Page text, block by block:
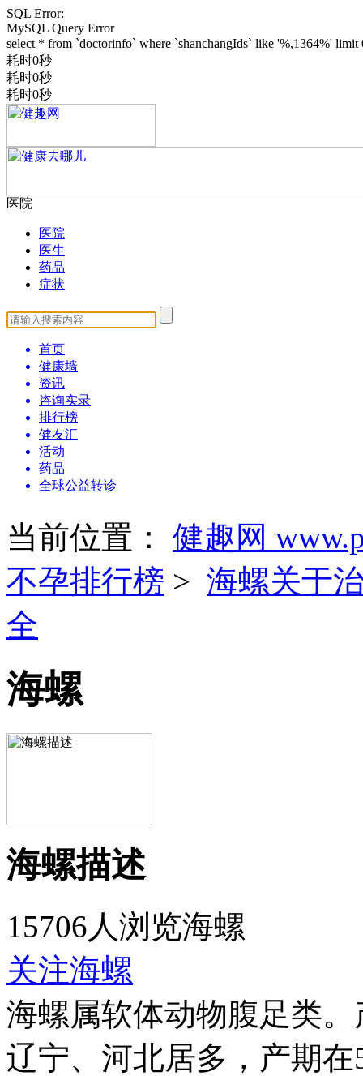
SQL Error:
MySQL Query Error
select * from `doctorinfo` where `shanchangIds` like '%,1364%'
耗时0秒
耗时0秒
耗时0秒
医院
医院
医生
药品
症状
首页
健康墙
资讯
咨询实录
排行榜
健友汇
活动
药品
全球公益转诊
当前位置： 健趣网
不孕排行榜 > 海螺关于
全
海螺
海螺描述
15706人浏览海螺
关注海螺
海螺属软体动物腹足类
辽宁、河北居多，产期